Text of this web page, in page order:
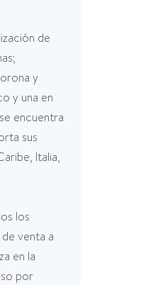
de
y
y una en
encuentra
sus
Italia,
los
venta a
en la
por